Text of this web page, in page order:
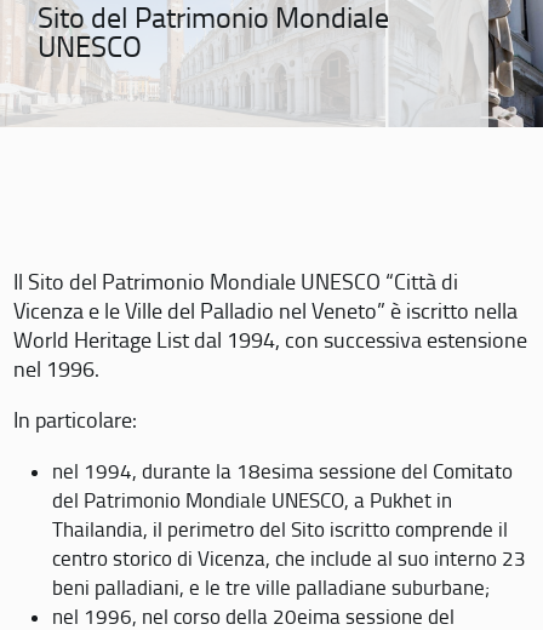
Sito del Patrimonio Mondiale
UNESCO
Il Sito del Patrimonio Mondiale UNESCO “Città di
Vicenza e le Ville del Palladio nel Veneto” è iscritto nella
World Heritage List dal 1994, con successiva estensione
nel 1996.
In particolare:
nel 1994, durante la 18esima sessione del Comitato
del Patrimonio Mondiale UNESCO, a Pukhet in
Thailandia, il perimetro del Sito iscritto comprende il
centro storico di Vicenza, che include al suo interno 23
beni palladiani, e le tre ville palladiane suburbane;
nel 1996, nel corso della 20eima sessione del